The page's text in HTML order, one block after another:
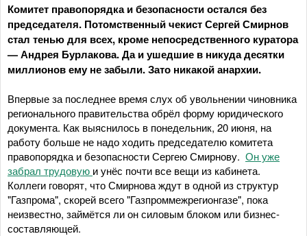
Комитет правопорядка и безопасности остался без
председателя. Потомственный чекист Сергей Смирнов
стал тенью для всех, кроме непосредственного куратора
— Андрея Бурлакова. Да и ушедшие в никуда десятки
миллионов ему не забыли. Зато никакой анархии.
Впервые за последнее время слух об увольнении чиновника
регионального правительства обрёл форму юридического
документа. Как выяснилось в понедельник, 20 июня, на
работу больше не надо ходить председателю комитета
правопорядка и безопасности Сергею Смирнову. Он уже
забрал трудовую и унёс почти все вещи из кабинета.
Коллеги говорят, что Смирнова ждут в одной из структур
"Газпрома", скорей всего "Газпроммежрегионгазе", пока
неизвестно, займётся ли он силовым блоком или бизнес-
составляющей.